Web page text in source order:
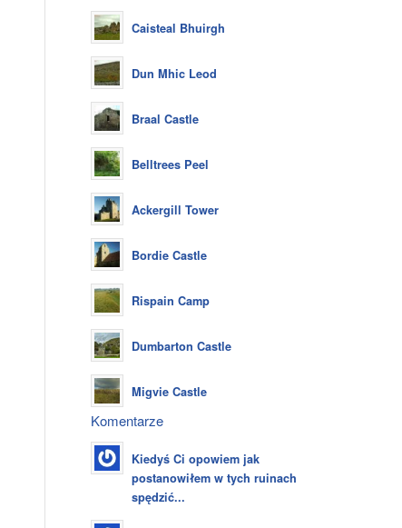
Caisteal Bhuirgh
Dun Mhic Leod
Braal Castle
Belltrees Peel
Ackergill Tower
Bordie Castle
Rispain Camp
Dumbarton Castle
Migvie Castle
Komentarze
Kiedyś Ci opowiem jak
postanowiłem w tych ruinach
spędzić...